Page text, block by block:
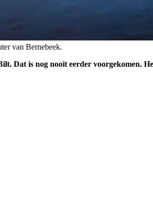
van Bernebeek.
Dat is nog nooit eerder voorgekomen.